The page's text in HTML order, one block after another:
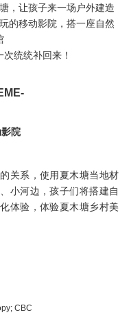
，让孩子来一场户外建造
的移动影院，搭一座自然
统统补回来！
院
关系，使用夏木塘当地材
小河边，孩子们将搭建自
体验，体验夏木塘乡村美
CBC